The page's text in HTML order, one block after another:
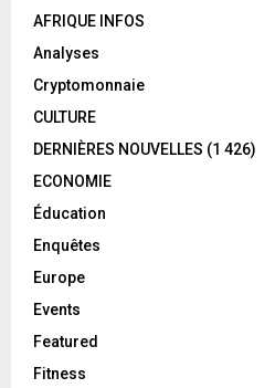
AFRIQUE INFOS
Analyses
Cryptomonnaie
CULTURE
DERNIÈRES NOUVELLES (1 426)
ECONOMIE
Éducation
Enquêtes
Europe
Events
Featured
Fitness